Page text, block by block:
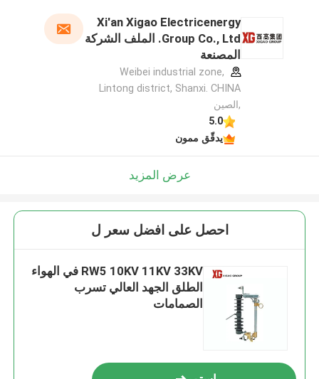
Xi'an Xigao Electricenergy
Group Co., Ltd. الملف الشركة
المصنعة
Weibei industrial zone,
Lintong district, Shanxi. CHINA
,الصين
5.0
يدقّق ممون
عرض المزيد
احصل على افضل سعر ل
RW5 10KV 11KV 33KV في الهواء
الطلق الجهد العالي تسرب
الصمامات